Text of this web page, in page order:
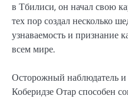
в Тбилиси, он начал свою
тех пор создал несколько
узнаваемость и признание
всем мире.
Осторожный наблюдатель
Коберидзе Отар способен